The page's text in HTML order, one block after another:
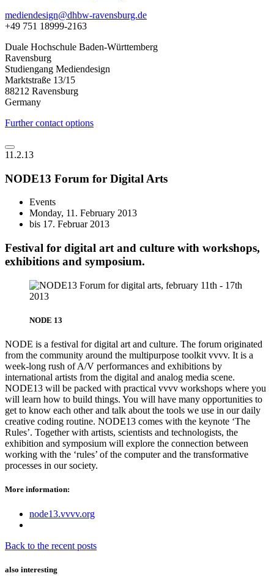
mediendesign@dhbw-ravensburg.de
+49 751 18999-2163
Duale Hochschule Baden-Württemberg
Ravensburg
Studiengang Mediendesign
Marktstraße 13/15
88212 Ravensburg
Germany
Further contact options
11.2.13
NODE13 Forum for Digital Arts
Events
Monday, 11. February 2013
bis 17. Februar 2013
Festival for digital art and culture with workshops,
exhibitions and symposium.
NODE 13
NODE is a festival for digital art and culture. The forum originated
from the community around the multipurpose toolkit vvvv. It is a
week-long rush of A/V performances and exhibitions by
international artists from the digital and analog media scene.
NODE13 will be packed with practical vvvv workshops where you
will learn how to build things. You will have many opportunities to
get to know each other and talk about the tools we use in our daily
creative coding routine. NODE13 comes with the keynote ‘The
Rules’. Together with artists, scientists and technologists, the
exhibition and symposium will explore the connection between
working with the ‘rules’ of the computer and the transformative
processes in our society.
More information:
node13.vvvv.org
Back to the recent posts
also interesting